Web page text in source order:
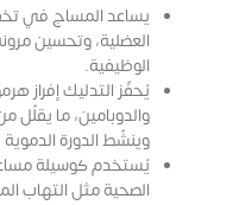
يساعد المساج في
العضلية، وتحسين
الوظيفية.
يُحفّز التدليك إفراز
والدوبامين، ما يقلّل
وينشّط الدورة
يُستخدم كوسيلة
الصحية مثل التهاب